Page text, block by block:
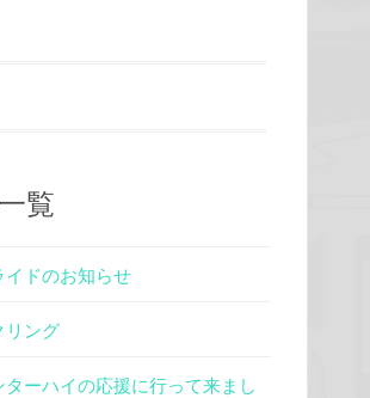
覧
ドのお知らせ
ング
ーハイの応援に行って来まし